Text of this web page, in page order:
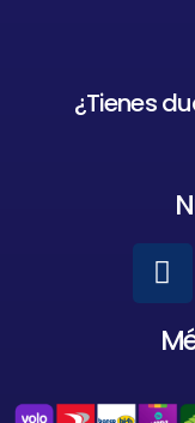
¿Tienes